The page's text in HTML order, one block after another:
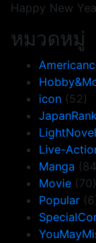
Happy New
หมวดหมู่
icon (52)
LightNovel
Live-
Manga
Movie (70)
Popular